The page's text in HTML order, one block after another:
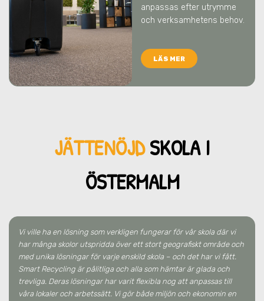
anpassas efter utrymme
och verksamhetens behov.
LÄS MER
JÄTTENÖJDSKOLA I
ÖSTERMALM
Vi ville ha en lösning som verkligen fungerar för vår skola där vi
har många skolor utspridda över ett stort geografiskt område och
med unika lösningar för varje enskild skola – och det har vi fått.
Smart Recycling är pålitliga och alla som hämtar är glada och
trevliga. Deras lösningar har varit flexibla nog att anpassas till
våra lokaler och arbetssätt. Vi gör både miljön och ekonomin en